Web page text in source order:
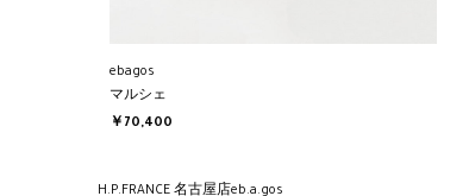
ebagos
マルシェ
￥70,400
H.P.FRANCE 名古屋店eb.a.gos